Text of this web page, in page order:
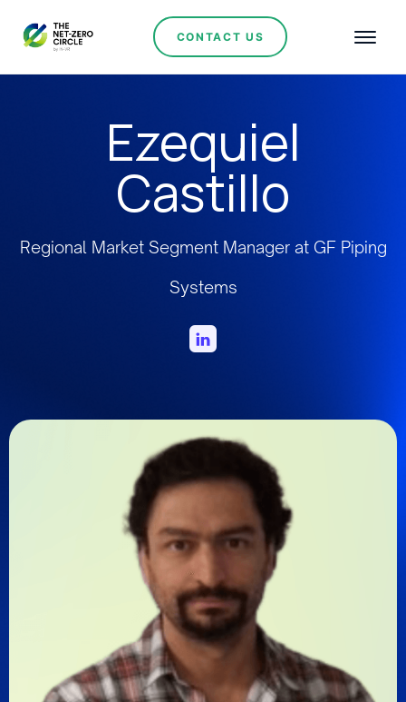
CONTACT US
Ezequiel
Castillo
Regional Market Segment Manager at GF Piping
Systems